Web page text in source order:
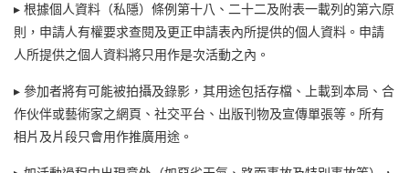
▸ 根據個人資料（私隱）條例第十八、二十二及附表一載列的第六原
則，申請人有權要求查閱及更正申請表內所提供的個人資料。申請
人所提供之個人資料將只用作是次活動之內。
▸ 參加者將有可能被拍攝及錄影，其用途包括存檔、上載到本局、合
作伙伴或藝術家之網頁、社交平台、出版刊物及宣傳單張等。所有
相片及片段只會用作推廣用途。